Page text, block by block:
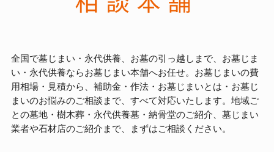
全国で墓じまい・永代供養、お墓の引っ越しまで、お墓じま
い・永代供養ならお墓じまい本舗へお任せ。お墓じまいの費
用相場・見積から、補助金・作法・お墓じまいとは・お墓じ
まいのお悩みのご相談まで、すべて対応いたします。地域ご
との墓地・樹木葬・永代供養墓・納骨堂のご紹介、墓じまい
業者や石材店のご紹介まで、まずはご相談ください。